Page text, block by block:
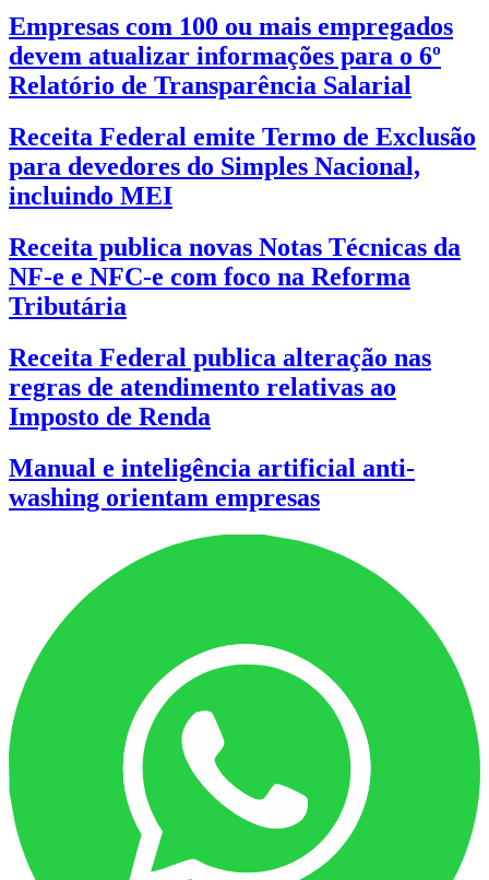
Empresas com 100 ou mais empregados
devem atualizar informações para o 6º
Relatório de Transparência Salarial
Receita Federal emite Termo de Exclusão
para devedores do Simples Nacional,
incluindo MEI
Receita publica novas Notas Técnicas da
NF-e e NFC-e com foco na Reforma
Tributária
Receita Federal publica alteração nas
regras de atendimento relativas ao
Imposto de Renda
Manual e inteligência artificial anti-
washing orientam empresas